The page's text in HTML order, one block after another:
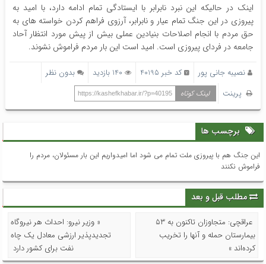
اینک در حالیکه این نبرد نابرابر با ایستادگی تمام ادامه دارد، با امید به
پیروزی در این جنگ تمام عیار و نابرابر، آرزوی فراهم کردن خواسته های به
حق مردم با انجام اصلاحات بنیادین عملی بیش از پیش مورد انتظار آحاد
جامعه در فردای پیروزی است. امید است این بار مردم فراموش نشوند.
نصیبه جانی پور کد خبر 40195 140 بازدید
بدون نظر
پرینت
لینک کوتاه https://kashefkhabar.ir/?p=40195
برچسب ها
این جنگ هم با پیروزی ملت تمام می شود اما امیدواریم این بار مسئولان، مردم را
فراموش نکنند
مطلب قبل و بعد
عراقچی: متجاوزان تاکنون به ۵۳
بیمارستان حمله و آنها را تخریب
کرده‌اند »
« وزیر نیرو: احداث هر نیروگاه
تجدیدپذیر ارزشی معادل یک چاه
نفت برای کشور دارد